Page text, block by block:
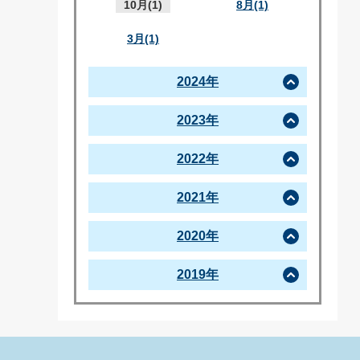
10月(1) 8月(1)
3月(1)
2024年
2023年
2022年
2021年
2020年
2019年